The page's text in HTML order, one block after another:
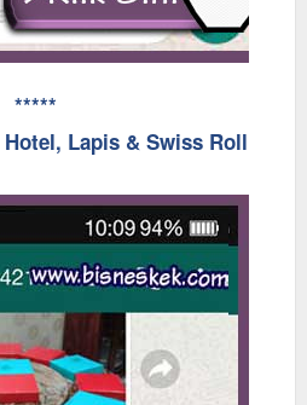
*****
Lapis & Swiss Roll